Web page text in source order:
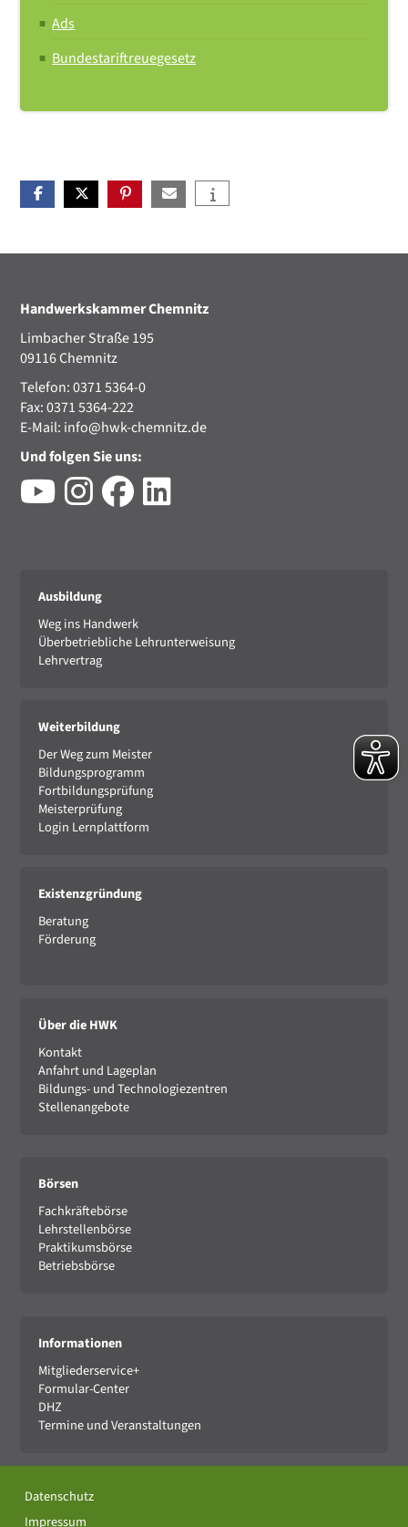
Ads
Bundestariftreuegesetz
Handwerkskammer Chemnitz
Limbacher Straße 195
09116 Chemnitz
Telefon: 0371 5364-0
Fax: 0371 5364-222
E-Mail: info@hwk-chemnitz.de
Und folgen Sie uns:
Ausbildung
Weg ins Handwerk
Überbetriebliche Lehrunterweisung
Lehrvertrag
Weiterbildung
Der Weg zum Meister
Bildungsprogramm
Fortbildungsprüfung
Meisterprüfung
Login Lernplattform
Existenzgründung
Beratung
Förderung
Über die HWK
Kontakt
Anfahrt und Lageplan
Bildungs- und Technologiezentren
Stellenangebote
Börsen
Fachkräftebörse
Lehrstellenbörse
Praktikumsbörse
Betriebsbörse
Informationen
Mitgliederservice+
Formular-Center
DHZ
Termine und Veranstaltungen
Datenschutz
Impressum